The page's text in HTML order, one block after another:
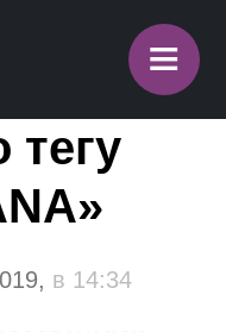
≡
тегу
в 14:34